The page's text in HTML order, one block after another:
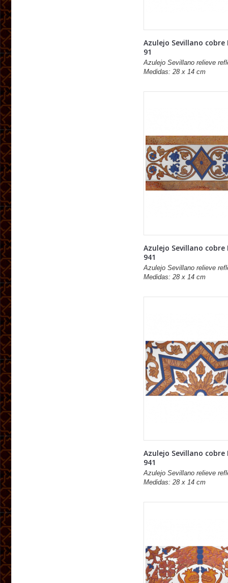
Azulejo Sevillano cobre
91
Azulejo Sevillano relieve
Medidas: 28 x 14 cm
Azulejo Sevillano cobre
941
Azulejo Sevillano relieve
Medidas: 28 x 14 cm
Azulejo Sevillano cobre
941
Azulejo Sevillano relieve
Medidas: 28 x 14 cm